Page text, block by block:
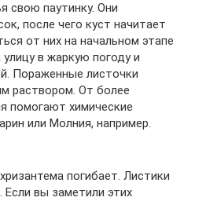
свою паутинку. Они
после чего куст начитает
от них на начальном этапе
в жаркую погоду и
Пораженные листочки
раствором. От более
помогают химические
или Молния, например.
погибает. Листики
Если вы заметили этих